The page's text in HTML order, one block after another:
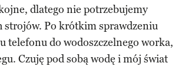
dlatego nie potrzebujemy
strojów. Po krótkim sprawdzeniu
telefonu do wodoszczelnego worka,
Czuję pod sobą wodę i mój świat